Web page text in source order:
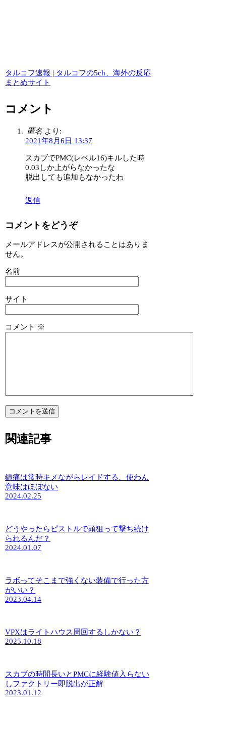
タルコフ速報 | タルコフの5ch、海外の反応
まとめサイト
コメント
匿名 より:
2021年8月6日 13:37
スカブでPMC(レベル16)キルした時
0.03しか上がらなかったな
脱出しても追加もなかったわ
返信
コメントをどうぞ
メールアドレスが公開されることはありま
せん。
名前
サイト
コメント ※
関連記事
鎮痛は常時キメながらレイドする、使わん
意味はほぼない
2024.02.25
どうやったらピストルで頭狙って撃ち続け
られるんだ？
2024.01.07
ラボってそこまで強くない装備で行った方
がいい？
2023.04.14
VPXはライトハウス周回するしかない？
2025.10.18
スカブの時間長いとPMCに経験値入らない
しファクトリー即脱出が正解
2023.01.12